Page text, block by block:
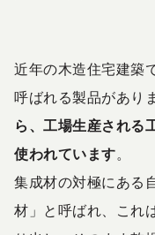
近年の木造住宅建築
呼ばれる製品があり
ら、工場生産される
使われています。
集成材の対極にある
材」と呼ばれ、これ